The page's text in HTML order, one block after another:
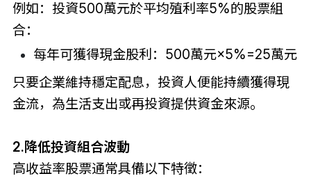
例如：投資500萬元於平均殖利率5%的股票組
合：
每年可獲得現金股利：500萬元×5%=25萬元
只要企業維持穩定配息，投資人便能持續獲得現
金流，為生活支出或再投資提供資金來源。
2.降低投資組合波動
高收益率股票通常具備以下特徵：